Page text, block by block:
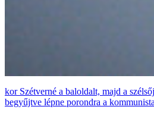
Szétverné a baloldalt, majd a
begyűjtve lépne porondra a